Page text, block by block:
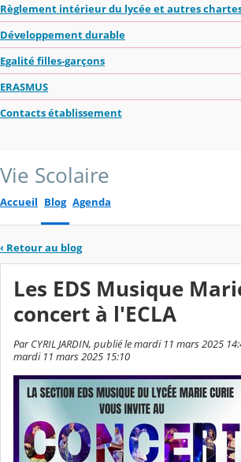
Règlement intérieur du lycée et autres
Développement durable
Egalité filles-garçons
ERASMUS
Contacts établissement
Vie Scolaire
Accueil Blog Agenda
‹ Retour au blog
Les EDS Musique
concert à l'ECLA
Par CYRIL JARDIN, publié le mardi 11 mars 2025
mardi 11 mars 2025 15:10